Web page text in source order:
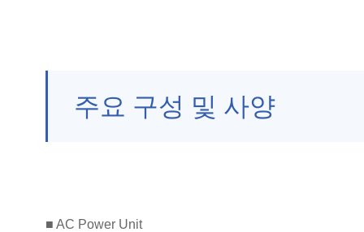
주요 구성 및 사양
■ AC Power Unit